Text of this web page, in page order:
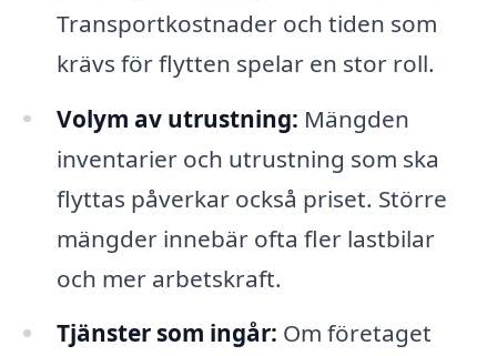
Transportkostnader och tiden som
krävs för flytten spelar en stor roll.
Volym av utrustning: Mängden
inventarier och utrustning som ska
flyttas påverkar också priset. Större
mängder innebär ofta fler lastbilar
och mer arbetskraft.
Tjänster som ingår: Om företaget